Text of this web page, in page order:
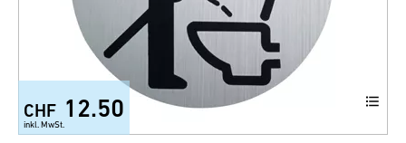
CHF 12.50
inkl. MwSt.